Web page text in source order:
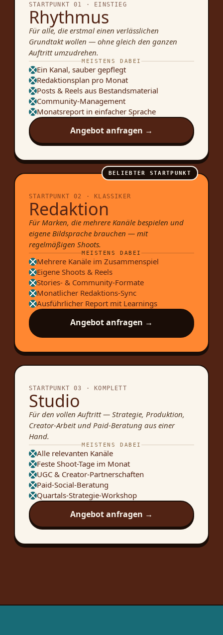
STARTPUNKT 01 · EINSTIEG
Rhythmus
Für alle, die erstmal einen verlässlichen
Grundtakt wollen — ohne gleich den ganzen
Auftritt umzudrehen.
MEISTENS DABEI
Ein Kanal, sauber gepflegt
Redaktionsplan pro Monat
Posts & Reels aus Bestandsmaterial
Community-Management
Monatsreport in einfacher Sprache
Angebot anfragen →
STARTPUNKT 02 · KLASSIKER
Redaktion
Für Marken, die mehrere Kanäle bespielen und
eigene Bildsprache brauchen — mit
regelmäßigen Shoots.
MEISTENS DABEI
Mehrere Kanäle im Zusammenspiel
Eigene Shoots & Reels
Stories- & Community-Formate
Monatlicher Redaktions-Sync
Ausführlicher Report mit Learnings
Angebot anfragen →
STARTPUNKT 03 · KOMPLETT
Studio
Für den vollen Auftritt — Strategie, Produktion,
Creator-Arbeit und Paid-Beratung aus einer
Hand.
MEISTENS DABEI
Alle relevanten Kanäle
Feste Shoot-Tage im Monat
UGC & Creator-Partnerschaften
Paid-Social-Beratung
Quartals-Strategie-Workshop
Angebot anfragen →